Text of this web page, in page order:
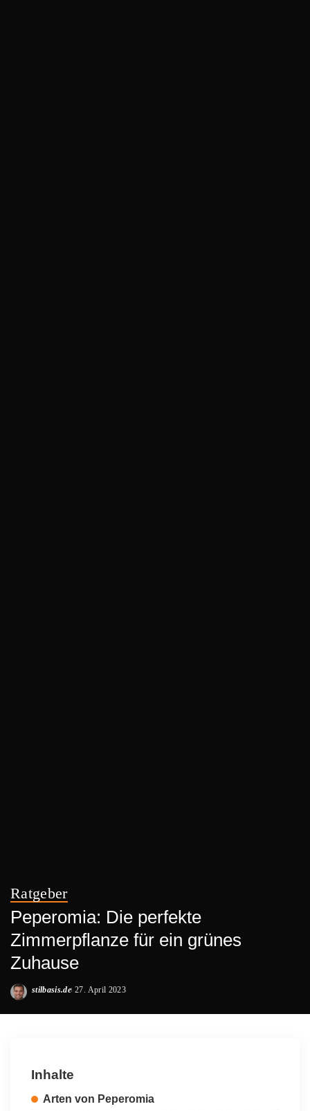
Ratgeber
Peperomia: Die perfekte
Zimmerpflanze für ein grünes
Zuhause
Posted
stilbasis.de 27. April 2023
Inhalte
Arten von Peperomia